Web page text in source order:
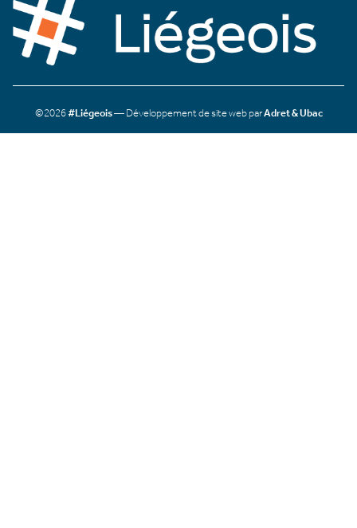
©2026#Liégeois— Développement de site web parAdret & Ubac